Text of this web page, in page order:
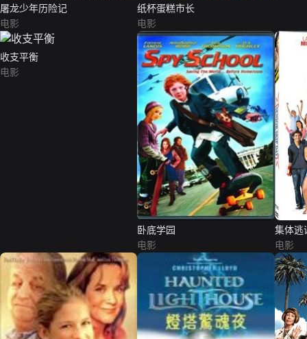
屠龙少年历险记
电影
纸杯蛋糕市长
电影
收支平衡
电影
卧底学园
电影
集体逃
电影